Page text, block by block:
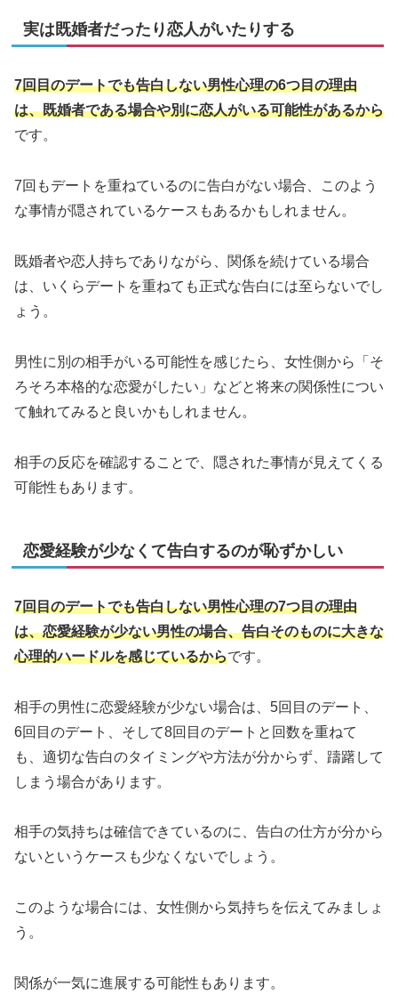
実は既婚者だったり恋人がいたりする
7回目のデートでも告白しない男性心理の6つ目の理由
は、既婚者である場合や別に恋人がいる可能性があるから
です。
7回もデートを重ねているのに告白がない場合、このよう
な事情が隠されているケースもあるかもしれません。
既婚者や恋人持ちでありながら、関係を続けている場合
は、いくらデートを重ねても正式な告白には至らないでし
ょう。
男性に別の相手がいる可能性を感じたら、女性側から「そ
ろそろ本格的な恋愛がしたい」などと将来の関係性につい
て触れてみると良いかもしれません。
相手の反応を確認することで、隠された事情が見えてくる
可能性もあります。
恋愛経験が少なくて告白するのが恥ずかしい
7回目のデートでも告白しない男性心理の7つ目の理由
は、恋愛経験が少ない男性の場合、告白そのものに大きな
心理的ハードルを感じているからです。
相手の男性に恋愛経験が少ない場合は、5回目のデート、
6回目のデート、そして8回目のデートと回数を重ねて
も、適切な告白のタイミングや方法が分からず、躊躇して
しまう場合があります。
相手の気持ちは確信できているのに、告白の仕方が分から
ないというケースも少なくないでしょう。
このような場合には、女性側から気持ちを伝えてみましょ
う。
関係が一気に進展する可能性もあります。